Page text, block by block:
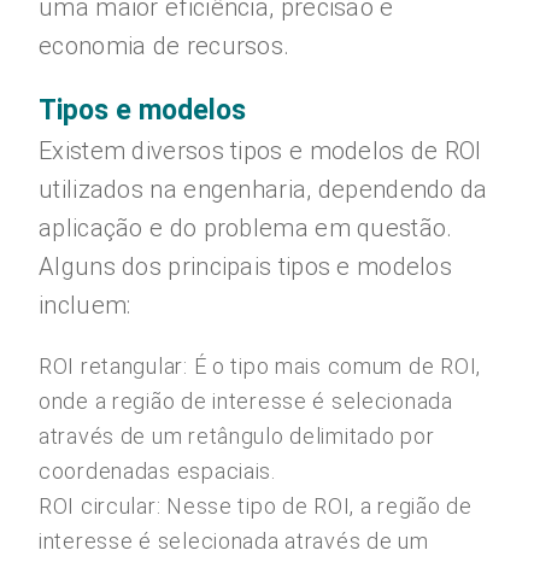
uma maior eficiência, precisão e
economia de recursos.
Tipos e modelos
Existem diversos tipos e modelos de ROI
utilizados na engenharia, dependendo da
aplicação e do problema em questão.
Alguns dos principais tipos e modelos
incluem:
ROI retangular: É o tipo mais comum de ROI,
onde a região de interesse é selecionada
através de um retângulo delimitado por
coordenadas espaciais.
ROI circular: Nesse tipo de ROI, a região de
interesse é selecionada através de um